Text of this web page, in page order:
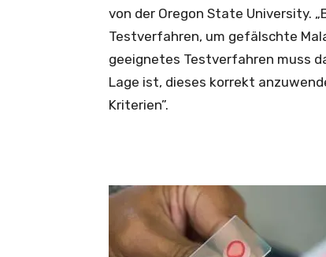
von der Oregon State University.
Testverfahren, um gefälschte
geeignetes Testverfahren muss
Lage ist, dieses korrekt
Kriterien”.